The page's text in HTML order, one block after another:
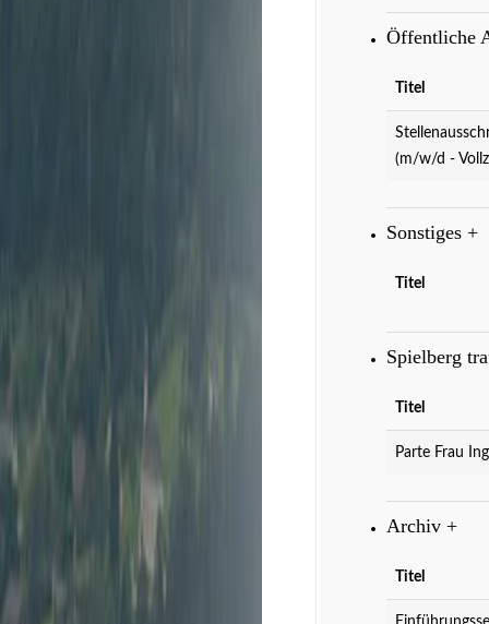
Öffentliche
Titel
(m/w/d -
Sonstiges +
Titel
Spielberg
Titel
Parte Frau
Archiv +
Titel